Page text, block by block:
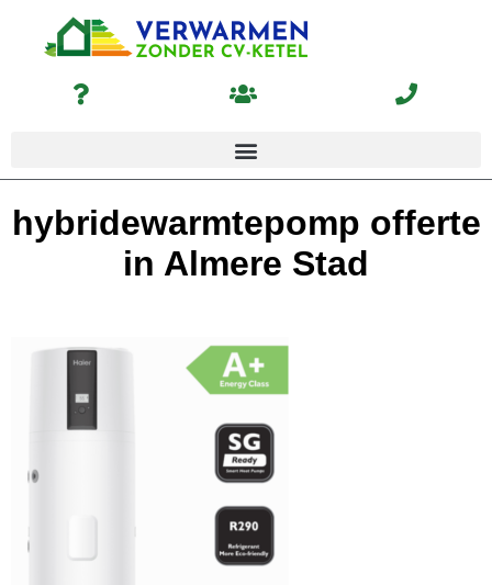
hybridewarmtepomp offerte
in Almere Stad